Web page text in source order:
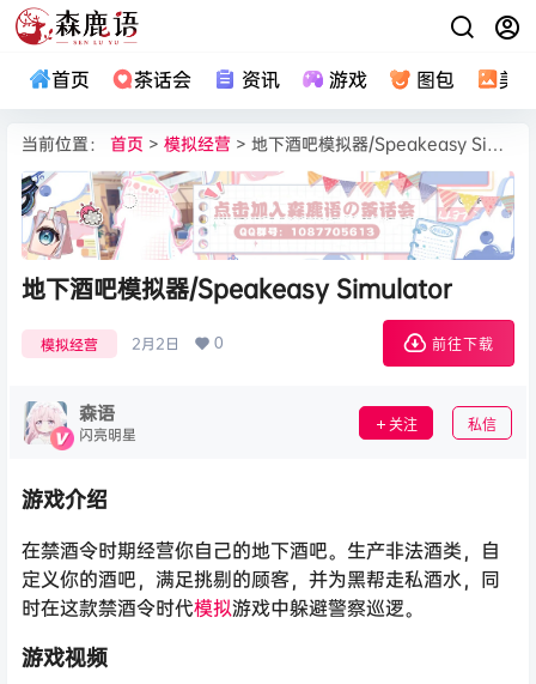
首页 茶话会 资讯 游戏 图包 美
当前位置： 首页 > 模拟经营 > 地下酒吧模拟器/Speakeasy Simulator
地下酒吧模拟器/Speakeasy Simulator
模拟经营 2月2日 0 前往下载
森语
闪亮明星 关注 私信
游戏介绍
在禁酒令时期经营你自己的地下酒吧。生产非法酒类，自
定义你的酒吧，满足挑剔的顾客，并为黑帮走私酒水，同
时在这款禁酒令时代模拟游戏中躲避警察巡逻。
游戏视频